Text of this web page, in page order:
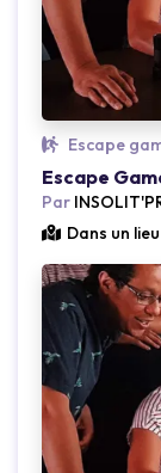
Escape
Escape
Par
Dans un